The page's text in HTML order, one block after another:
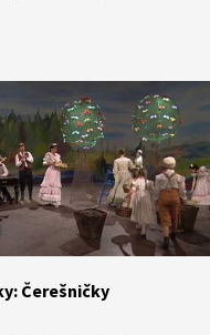
zvyky, tradicemi
života, který naši
žili. V krátkých příbězích
písničky i dobový
ve kterém vznikly.
díle Zpívánek se naučíme
ovčák ovce.
Čerešničky